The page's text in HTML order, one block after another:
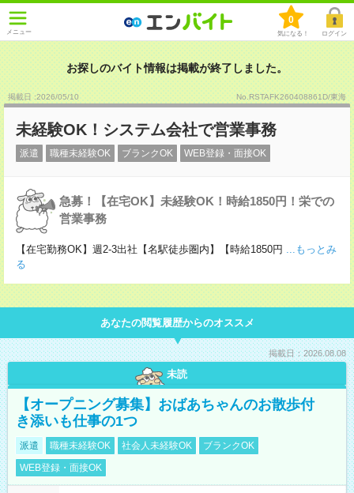
メニュー
0
気になる！ ログイン
お探しのバイト情報は掲載が終了しました。
掲載日 :2026/05/10 No.RSTAFK260408861D/東海
未経験OK！システム会社で営業事務
派遣 職種未経験OK ブランクOK WEB登録・面接OK
急募！【在宅OK】未経験OK！時給1850円！栄での
営業事務
【在宅勤務OK】週2-3出社【名駅徒歩圏内】【時給1850円 ...もっとみ
る
あなたの閲覧履歴からのオススメ
掲載日：2026.08.08
未読
【オープニング募集】おばあちゃんのお散歩付
き添いも仕事の1つ
派遣 職種未経験OK 社会人未経験OK
ブランクOK
WEB登録・面接OK